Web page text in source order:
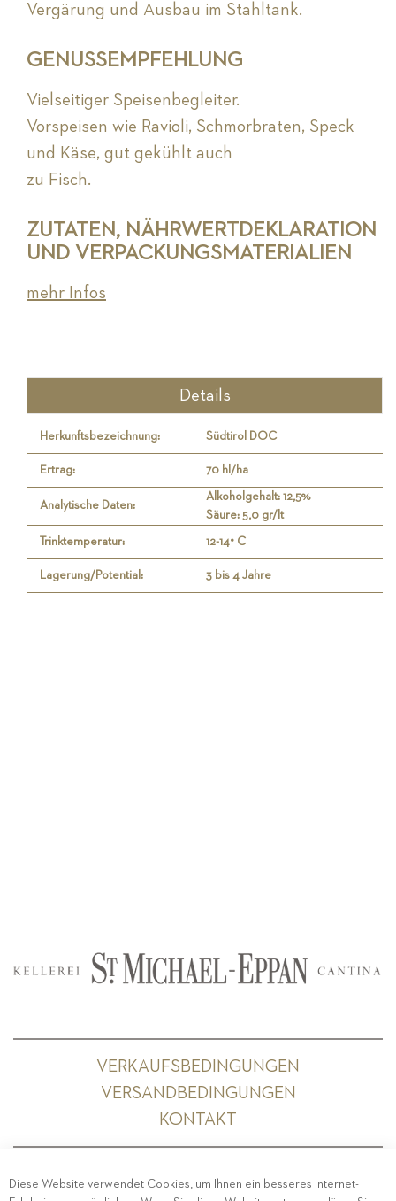
Vergärung und Ausbau im Stahltank.
GENUSSEMPFEHLUNG
Vielseitiger Speisenbegleiter.
Vorspeisen wie Ravioli, Schmorbraten, Speck
und Käse, gut gekühlt auch
zu Fisch.
ZUTATEN, NÄHRWERTDEKLARATION
UND VERPACKUNGSMATERIALIEN
mehr Infos
Details
Herkunftsbezeichnung: Südtirol DOC
Ertrag: 70 hl/ha
Analytische Daten:
Alkoholgehalt: 12,5%
Säure: 5,0 gr/lt
Trinktemperatur: 12-14° C
Lagerung/Potential: 3 bis 4 Jahre
VERKAUFSBEDINGUNGEN
VERSANDBEDINGUNGEN
KONTAKT
Diese Website verwendet Cookies, um Ihnen ein besseres Internet-